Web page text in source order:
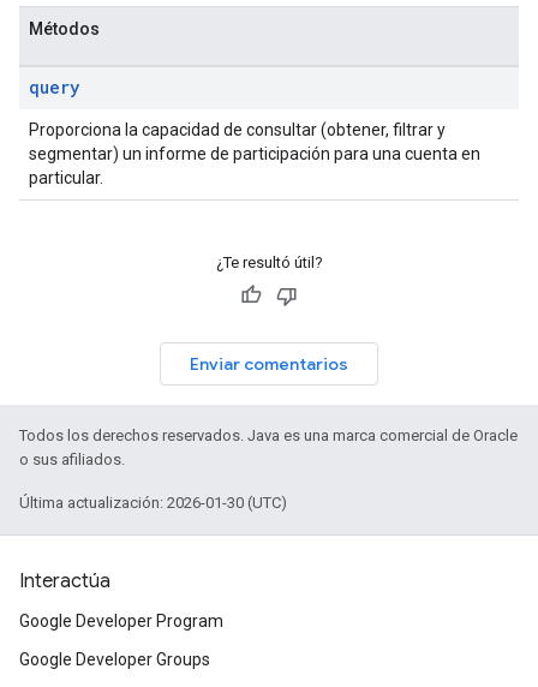
Métodos
query
Proporciona la capacidad de consultar (obtener, filtrar y
segmentar) un informe de participación para una cuenta en
particular.
¿Te resultó útil?
Enviar comentarios
Todos los derechos reservados. Java es una marca comercial de Oracle
o sus afiliados.
Última actualización: 2026-01-30 (UTC)
Interactúa
Google Developer Program
Google Developer Groups